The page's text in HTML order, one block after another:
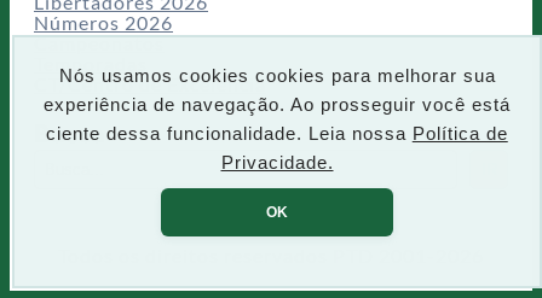
Nós usamos cookies cookies para melhorar sua
experiência de navegação. Ao prosseguir você está
ciente dessa funcionalidade. Leia nossa Política de
Privacidade.
OK
Números 2026
Campeonatos
CT/Centro de Excelência
Busca
P
e
q
u
s